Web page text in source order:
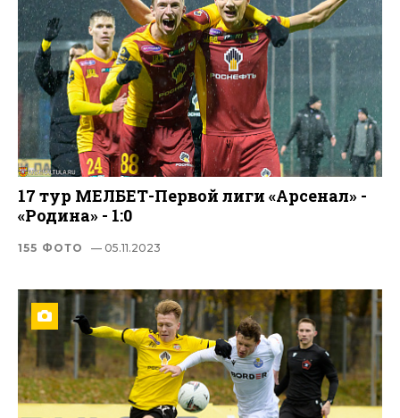
17 тур МЕЛБЕТ-Первой лиги «Арсенал» -
«Родина» - 1:0
155 ФОТО — 05.11.2023